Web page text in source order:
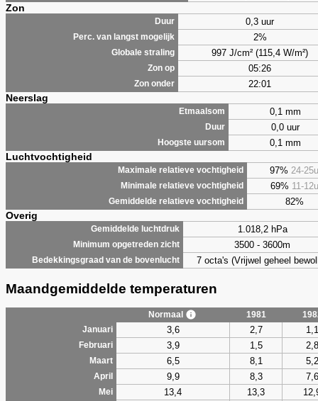
Zon
Duur 0,3 uur
Perc. van langst mogelijk 2%
Globale straling 997 J/cm² (115,4 W/m²)
Zon op 05:26
Zon onder 22:01
Neerslag
Etmaalsom 0,1 mm
Duur 0,0 uur
Hoogste uursom 0,1 mm
Luchtvochtigheid
Maximale relatieve vochtigheid 97% 24-25u
Minimale relatieve vochtigheid 69% 11-12u
Gemiddelde relatieve vochtigheid 82%
Overig
Gemiddelde luchtdruk 1.018,2 hPa
Minimum opgetreden zicht 3500 - 3600m
Bedekkingsgraad van de bovenlucht 7 octa's (Vrijwel geheel
Maandgemiddelde temperaturen
Normaal 1981
Januari
3,6 2,7 1,1
Februari 3,9 1,5 2,8
Maart 6,5 8,1 5,2
April 9,9 8,3 7,6
Mei 13,4 13,3